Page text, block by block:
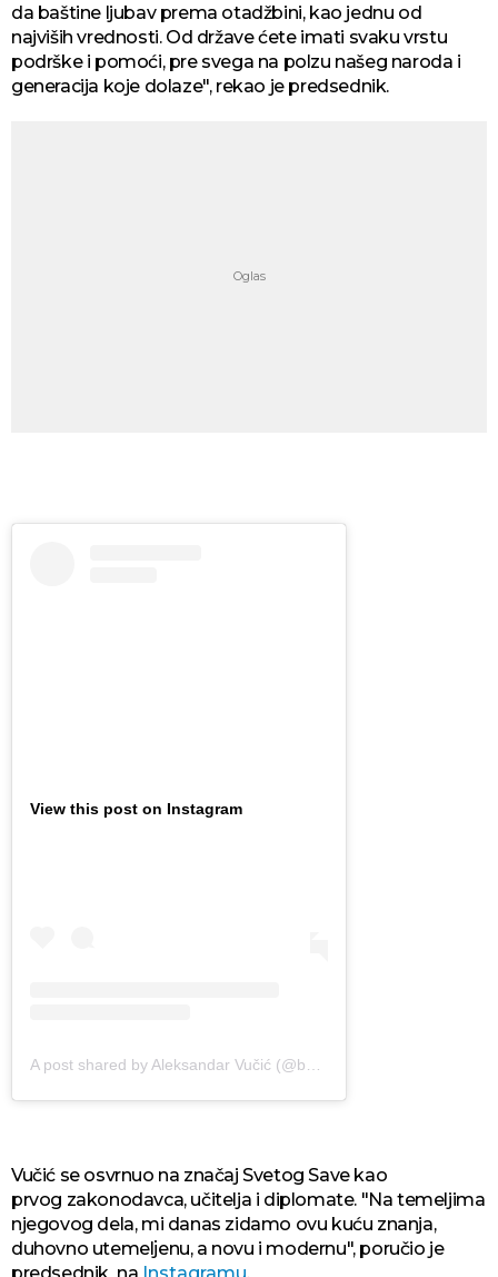
da baštine ljubav prema otadžbini, kao jednu od
najviših vrednosti. Od države ćete imati svaku vrstu
podrške i pomoći, pre svega na polzu našeg naroda i
generacija koje dolaze", rekao je predsednik.
View this post on Instagram
Vučić se osvrnuo na značaj Svetog Save kao
prvog zakonodavca, učitelja i diplomate. "Na temeljima
njegovog dela, mi danas zidamo ovu kuću znanja,
duhovno utemelјenu, a novu i modernu", poručio je
predsednik na Instagramu